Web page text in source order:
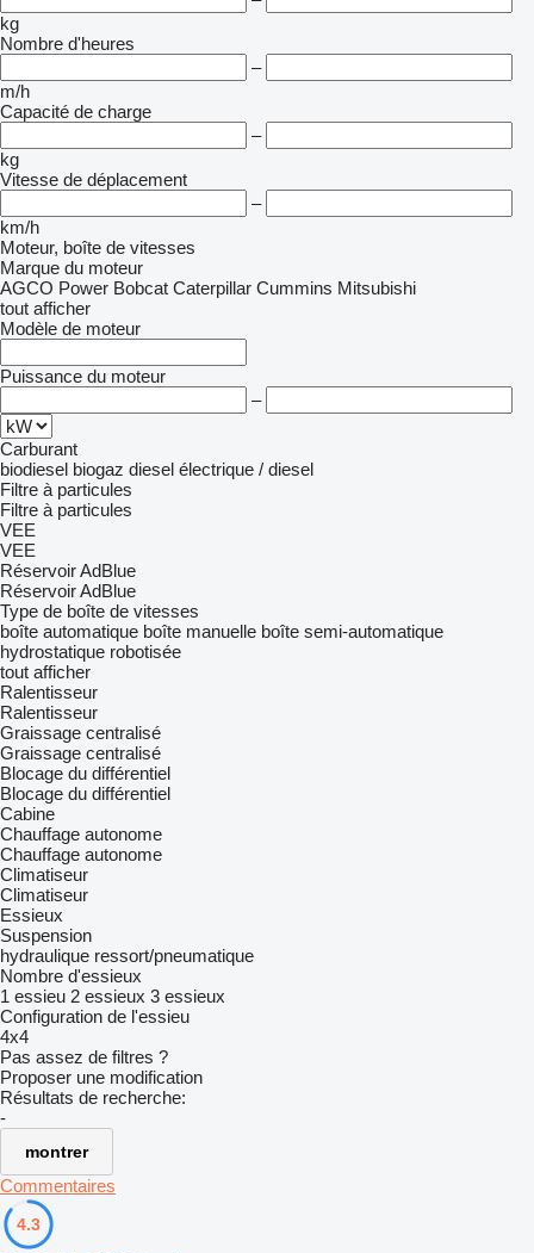
kg
Nombre d'heures
–
m/h
Capacité de charge
–
kg
Vitesse de déplacement
–
km/h
Moteur, boîte de vitesses
Marque du moteur
AGCO Power Bobcat Caterpillar Cummins Mitsubishi
tout afficher
Modèle de moteur
Puissance du moteur
–
Carburant
biodiesel biogaz diesel électrique / diesel
Filtre à particules
Filtre à particules
VEE
VEE
Réservoir AdBlue
Réservoir AdBlue
Type de boîte de vitesses
boîte automatique boîte manuelle boîte semi-automatique
hydrostatique robotisée
tout afficher
Ralentisseur
Ralentisseur
Graissage centralisé
Graissage centralisé
Blocage du différentiel
Blocage du différentiel
Cabine
Chauffage autonome
Chauffage autonome
Climatiseur
Climatiseur
Essieux
Suspension
hydraulique ressort/pneumatique
Nombre d'essieux
1 essieu 2 essieux 3 essieux
Configuration de l'essieu
4x4
Pas assez de filtres ?
Proposer une modification
Résultats de recherche:
-
montrer
Commentaires
4.3